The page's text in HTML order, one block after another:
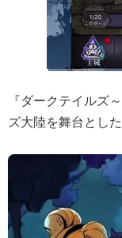
『ダークテイルズ
ズ大陸を舞台とし